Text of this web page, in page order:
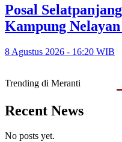
Posal
Kampung
8 Agustus 2026 - 16:20 WIB
Trending di Meranti
Recent News
No posts yet.